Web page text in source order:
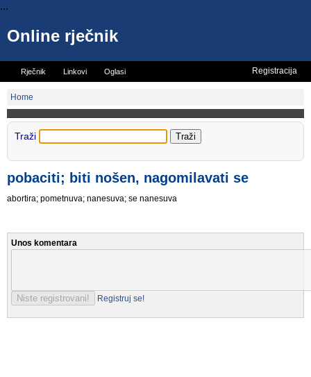
...
Online rječnik
Rječnik Linkovi Oglasi Registracija
Home
Traži
pobaciti; biti nošen, nagomilavati se
abortira; pometnuva; nanesuva; se nanesuva
Unos komentara
Registruj se!